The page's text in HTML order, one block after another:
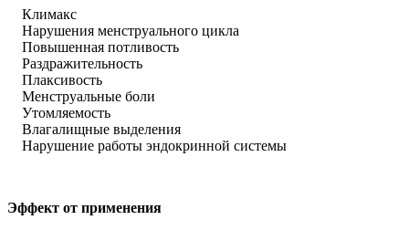
Климакс
Нарушения менструального цикла
Повышенная потливость
Раздражительность
Плаксивость
Менструальные боли
Утомляемость
Влагалищные выделения
Нарушение работы эндокринной системы
Эффект от применения